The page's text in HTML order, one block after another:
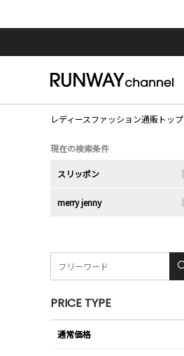
レディースファッション通販トップ
現在の検索条件
スリッポン
merry jenny
PRICE TYPE
通常価格